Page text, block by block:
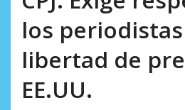
los
libertad de
EE.UU.